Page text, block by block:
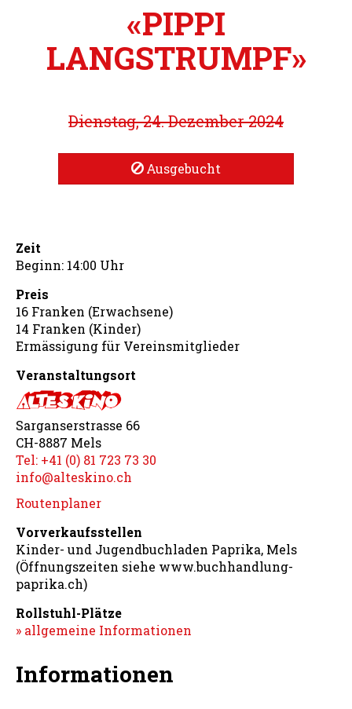
«PIPPI
LANGSTRUMPF»
Dienstag, 24. Dezember 2024
Ausgebucht
Zeit
Beginn: 14:00 Uhr
Preis
16 Franken (Erwachsene)
14 Franken (Kinder)
Ermässigung für Vereinsmitglieder
Veranstaltungsort
Sarganserstrasse 66
CH-8887 Mels
Tel: +41 (0) 81 723 73 30
info@alteskino.ch
Routenplaner
Vorverkaufsstellen
Kinder- und Jugendbuchladen Paprika, Mels
(Öffnungszeiten siehe www.buchhandlung-
paprika.ch)
Rollstuhl-Plätze
» allgemeine Informationen
Informationen